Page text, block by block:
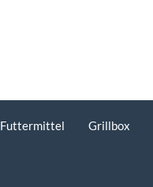
Futtermittel Grillbox